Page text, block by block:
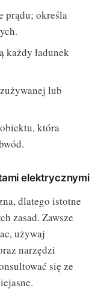
prądu; określa
każdy ładunek
lub
która
elektrycznymi
dlatego istotne
zasad. Zawsze
używaj
narzędzi
się ze